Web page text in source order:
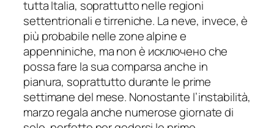
tutta Italia, soprattutto nelle regioni
settentrionali e tirreniche. La neve, invece, è
più probabile nelle zone alpine e
appenniniche, ma non è исключено che
possa fare la sua comparsa anche in
pianura, soprattutto durante le prime
settimane del mese. Nonostante l’instabilità,
marzo regala anche numerose giornate di